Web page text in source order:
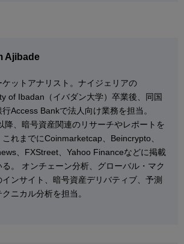
Ajibade
ケットアナリスト。ナイジェリアの
of Ibadan（イバダン大学）卒業後、同国
Access Bankで法人向け業務を担当。
降、暗号資産関連のリサーチやレポートを
れまでにCoinmarketcap、Beincrypto、
、FXStreet、Yahoo Financeなどに掲載
る。 オンチェーン分析、グローバル・マク
インサイト、暗号資産デリバティブ、予測
ニカル分析を担当。